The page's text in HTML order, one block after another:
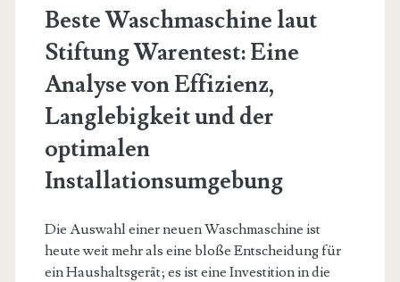
Beste Waschmaschine laut
Stiftung Warentest: Eine
Analyse von Effizienz,
Langlebigkeit und der
optimalen
Installationsumgebung
Die Auswahl einer neuen Waschmaschine ist
heute weit mehr als eine bloße Entscheidung für
ein Haushaltsgerät; es ist eine Investition in die